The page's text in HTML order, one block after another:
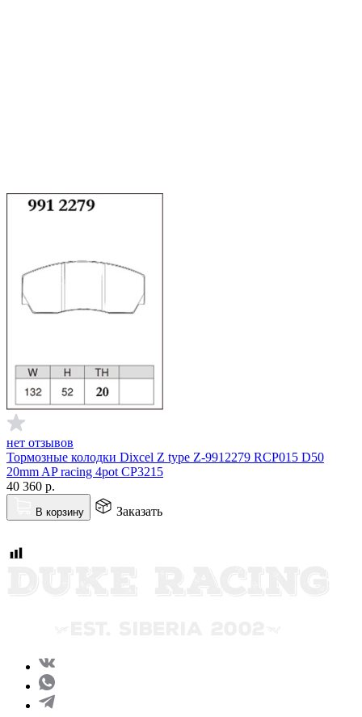
нет отзывов
Тормозные колодки Dixcel Z type Z-9912279 RCP015 D50
20mm AP racing 4pot CP3215
40 360 р.
В корзину Заказать